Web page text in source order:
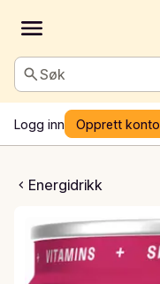
Søk
Logg inn Opprett konto
Energidrikk
bringebær